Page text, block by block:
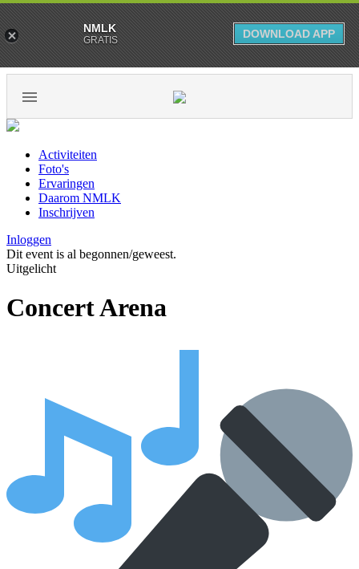
Activiteiten
Foto's
Ervaringen
Daarom NMLK
Inschrijven
Inloggen
Dit event is al begonnen/geweest.
Uitgelicht
Concert Arena
NMLK
GRATIS DOWNLOAD APP